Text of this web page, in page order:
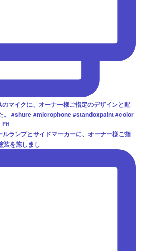
ルランプとサイドマーカーに、オーナー様ご指
装を施しまし